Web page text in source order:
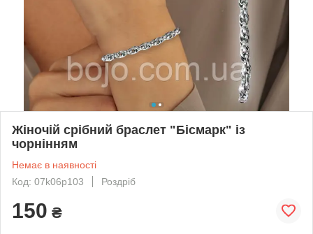
Жіночій срібний браслет "Бісмарк" із
чорнінням
Немає в наявності
Код: 07k06p103
Роздріб
150 ₴